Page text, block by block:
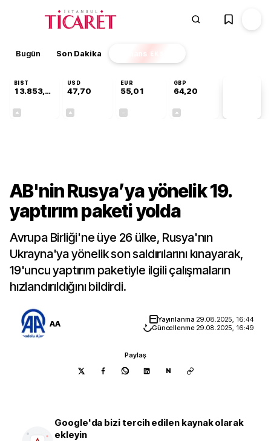
Bugün Son Dakika Finans EKSTRA
BIST
13.853,69
USD
47,70
EUR
55,01
GBP
64,20
AB'nin Rusya’ya yönelik 19.
yaptırım paketi yolda
Avrupa Birliği'ne üye 26 ülke, Rusya'nın
Ukrayna'ya yönelik son saldırılarını kınayarak,
19'uncu yaptırım paketiyle ilgili çalışmaların
hızlandırıldığını bildirdi.
AA Yayınlanma 29.08.2025, 16:44
Güncellenme 29.08.2025, 16:49
Paylaş
N
Google'da bizi tercih edilen kaynak olarak
ekleyin